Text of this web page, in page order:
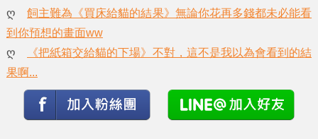
ღ飼主難為《買床給貓的結果》無論你花再多錢都未必能看
到你預想的畫面ww
ღ
《把紙箱交給貓的下場》不對，這不是我以為會看到的結
果啊...